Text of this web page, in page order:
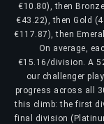
€10.80), then
€43.22), then Gold
€117.87), then
On average,
€15.16/division. A
our challenger
progress across all
this climb: the first
final division